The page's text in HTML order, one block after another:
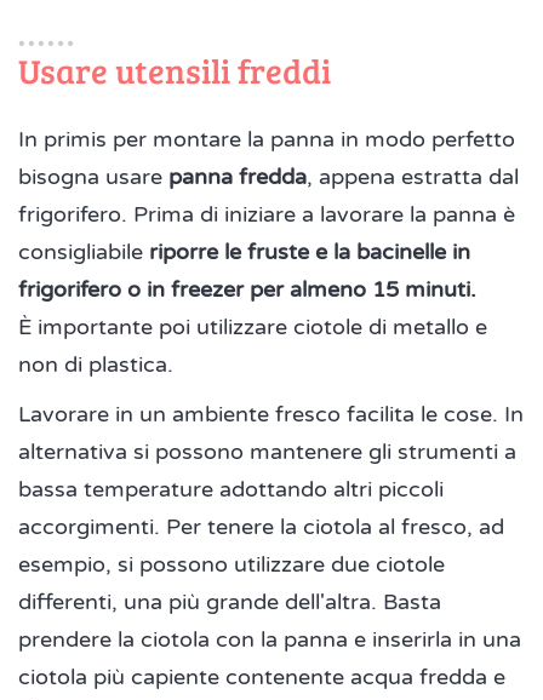
Usare utensili freddi
In primis per montare la panna in modo perfetto
bisogna usare panna fredda, appena estratta dal
frigorifero. Prima di iniziare a lavorare la panna è
consigliabile riporre le fruste e la bacinelle in
frigorifero o in freezer per almeno 15 minuti.
È importante poi utilizzare ciotole di metallo e
non di plastica.
Lavorare in un ambiente fresco facilita le cose. In
alternativa si possono mantenere gli strumenti a
bassa temperature adottando altri piccoli
accorgimenti. Per tenere la ciotola al fresco, ad
esempio, si possono utilizzare due ciotole
differenti, una più grande dell'altra. Basta
prendere la ciotola con la panna e inserirla in una
ciotola più capiente contenente acqua fredda e